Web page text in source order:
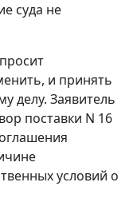
суда не
и принять
делу. Заявитель
поставки N 16
условий о